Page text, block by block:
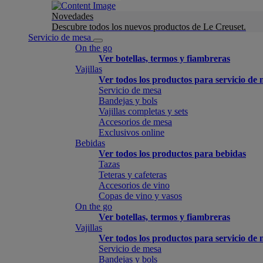
Novedades
Descubre todos los nuevos productos de Le Creuset.
Servicio de mesa
On the go
Ver botellas, termos y fiambreras
Vajillas
Ver todos los productos para servicio de
Servicio de mesa
Bandejas y bols
Vajillas completas y sets
Accesorios de mesa
Exclusivos online
Bebidas
Ver todos los productos para bebidas
Tazas
Teteras y cafeteras
Accesorios de vino
Copas de vino y vasos
On the go
Ver botellas, termos y fiambreras
Vajillas
Ver todos los productos para servicio de
Servicio de mesa
Bandejas y bols